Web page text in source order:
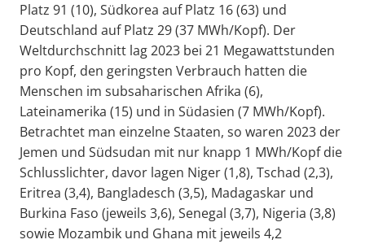
Platz 91 (10), Südkorea auf Platz 16 (63) und
Deutschland auf Platz 29 (37 MWh/Kopf). Der
Weltdurchschnitt lag 2023 bei 21 Megawattstunden
pro Kopf, den geringsten Verbrauch hatten die
Menschen im subsaharischen Afrika (6),
Lateinamerika (15) und in Südasien (7 MWh/Kopf).
Betrachtet man einzelne Staaten, so waren 2023 der
Jemen und Südsudan mit nur knapp 1 MWh/Kopf die
Schlusslichter, davor lagen Niger (1,8), Tschad (2,3),
Eritrea (3,4), Bangladesch (3,5), Madagaskar und
Burkina Faso (jeweils 3,6), Senegal (3,7), Nigeria (3,8)
sowie Mozambik und Ghana mit jeweils 4,2